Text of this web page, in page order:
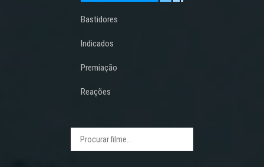
Bastidores
Indicados
Premiação
Reações